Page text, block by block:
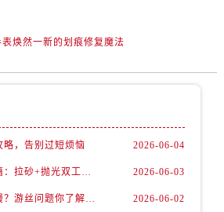
焕然一新的划痕修复魔法
略，告别过短烦恼 2026-06-04
卡地亚划痕修复秘籍：拉砂+抛光双工艺还原如新 2026-06-03
卡地亚走快又不走慢？游丝问题你了解多少？ 2026-06-02